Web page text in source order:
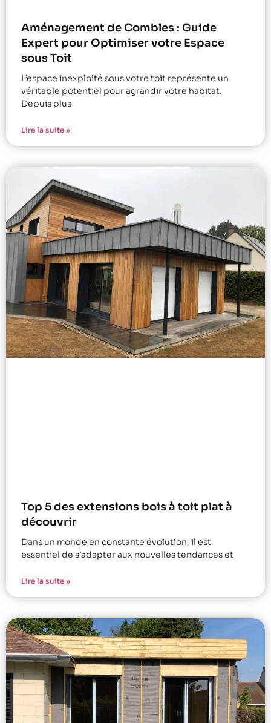
Aménagement de Combles : Guide
Expert pour Optimiser votre Espace
sous Toit
L’espace inexploité sous votre toit représente un
véritable potentiel pour agrandir votre habitat.
Depuis plus
Lire la suite »
Top 5 des extensions bois à toit plat à
découvrir
Dans un monde en constante évolution, il est
essentiel de s’adapter aux nouvelles tendances et
Lire la suite »